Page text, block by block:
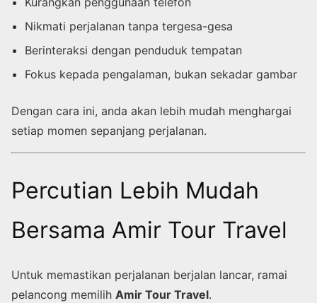
Nikmati perjalanan tanpa tergesa-gesa
Berinteraksi dengan penduduk tempatan
Fokus kepada pengalaman, bukan sekadar gambar
Dengan cara ini, anda akan lebih mudah menghargai
setiap momen sepanjang perjalanan.
Percutian Lebih Mudah
Bersama Amir Tour Travel
Untuk memastikan perjalanan berjalan lancar, ramai
pelancong memilih Amir Tour Travel.